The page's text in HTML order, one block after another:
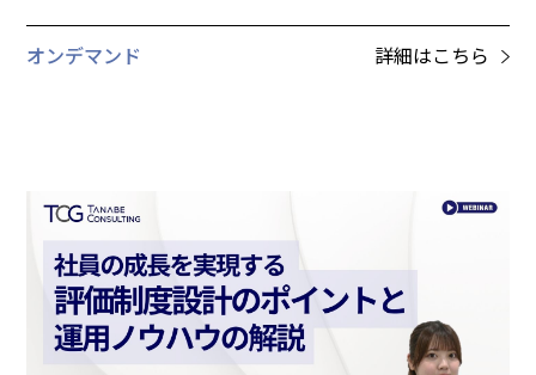
オンデマンド 詳細はこちら